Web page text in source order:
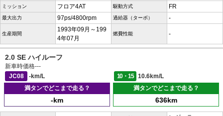
ミッション フロア4AT 駆動方式 FR
最大出力 97ps/4800rpm 過給器（ターボ） -
生産期間
1993年09月～199
4年07月
燃費性能 -
2.0 SE ハイルーフ
新車時価格---
JC08
-km/L 10・15
10.6km/L
満タンでどこまで走る？
-km
満タンでどこまで走る？
636km